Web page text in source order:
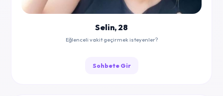
Selin, 28
Eğlenceli vakit geçirmek isteyenler?
Sohbete Gir